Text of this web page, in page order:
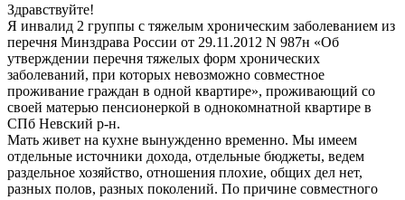
Здравствуйте!
Я инвалид 2 группы с тяжелым хроническим заболеванием из
перечня Минздрава России от 29.11.2012 N 987н «Об
утверждении перечня тяжелых форм хронических
заболеваний, при которых невозможно совместное
проживание граждан в одной квартире», проживающий со
своей матерью пенсионеркой в однокомнатной квартире в
СПб Невский р-н.
Мать живет на кухне вынужденно временно. Мы имеем
отдельные источники дохода, отдельные бюджеты, ведем
раздельное хозяйство, отношения плохие, общих дел нет,
разных полов, разных поколений. По причине совместного